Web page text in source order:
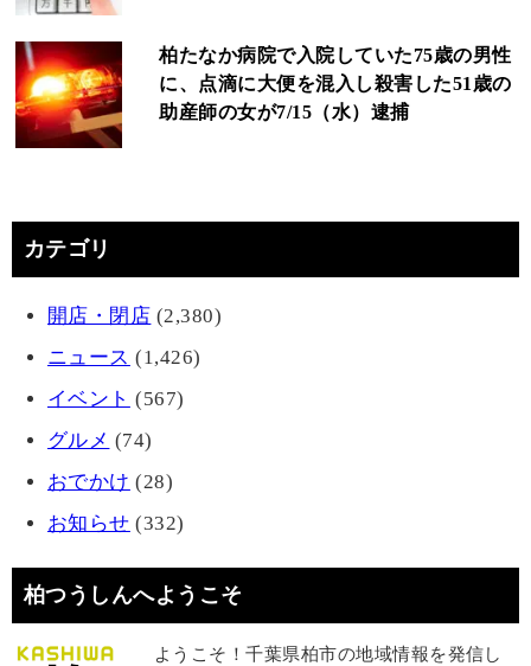
柏たなか病院で入院していた75歳の男性
に、点滴に大便を混入し殺害した51歳の
助産師の女が7/15（水）逮捕
カテゴリ
開店・閉店 (2,380)
ニュース (1,426)
イベント (567)
グルメ (74)
おでかけ (28)
お知らせ (332)
柏つうしんへようこそ
ようこそ！千葉県柏市の地域情報を発信し